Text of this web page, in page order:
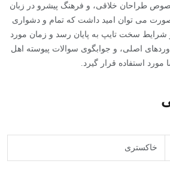
طراحان خلاقی، و فرهنگ پیشرو در زبان
صورت می توان امید داشت که تمام و دشواری
و شرایط سخت تایپ به پایان رسد و زمان مورد
اصلی، و جوابگوی سوالات پیوسته اهل
استفاده قرار گیرد.
خاکستری